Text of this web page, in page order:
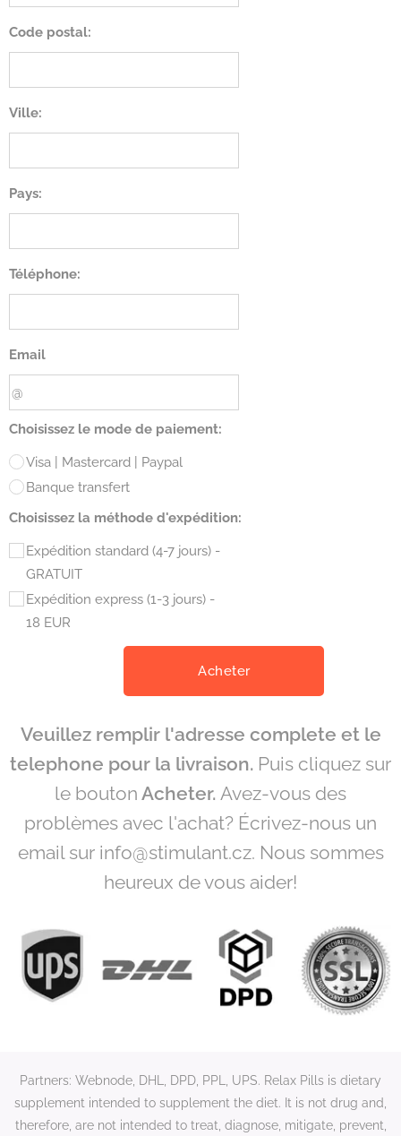
Code postal:
Ville:
Pays:
Téléphone:
Email
Choisissez le mode de paiement:
Visa | Mastercard | Paypal
Banque transfert
Choisissez la méthode d'expédition:
Expédition standard (4-7 jours) -
GRATUIT
Expédition express (1-3 jours) -
18 EUR
Acheter
Veuillez remplir l'adresse complete et le
telephone pour la livraison. Puis cliquez sur
le bouton Acheter. Avez-vous des
problèmes avec l'achat? Écrivez-nous un
email sur info@stimulant.cz. Nous sommes
heureux de vous aider!
Partners: Webnode, DHL, DPD, PPL, UPS. Relax Pills is dietary
supplement intended to supplement the diet. It is not drug and,
therefore, are not intended to treat, diagnose, mitigate, prevent,